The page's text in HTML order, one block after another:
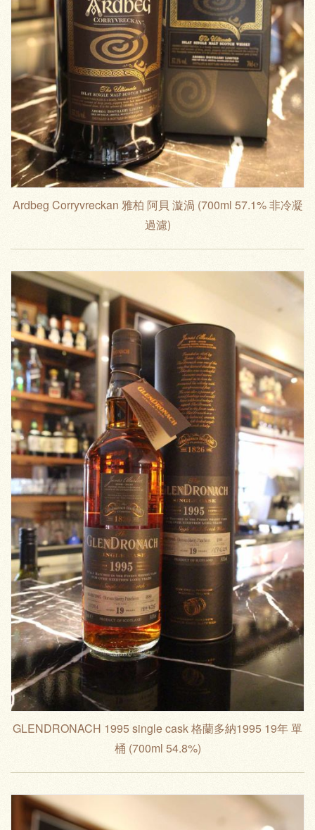
Ardbeg Corryvreckan 雅柏 阿貝 漩渦 (700ml 57.1% 非冷凝
過濾)
GLENDRONACH 1995 single cask 格蘭多納1995 19年 單
桶 (700ml 54.8%)